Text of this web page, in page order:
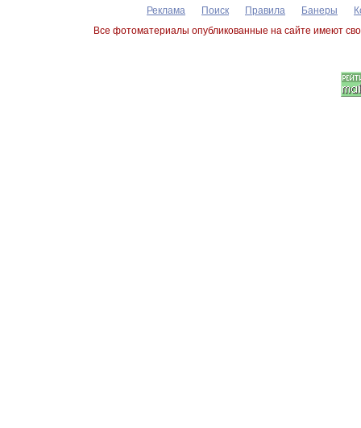
Реклама Поиск Правила Банеры
Все фотоматериалы опубликованные на сайте имеют